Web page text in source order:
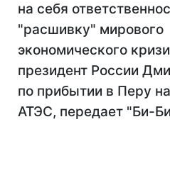
на себя
"расшивку" мирового
экономического
президент России
по прибытии в Перу
АТЭС, передает "Би-